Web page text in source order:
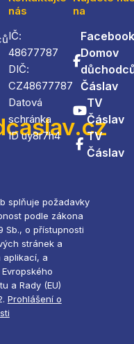
nás
IČ:
48677787
DIČ:
CZ48677787
Datová
schránka
ID uy8r7h4
na
Domov
Čáslav
TV
Čáslav
TV
Čáslav
splňuje požadavky
podle zákona
Sb., o přístupnosti
stránek a
aplikací, a
a Rady (EU)
Prohlášení o